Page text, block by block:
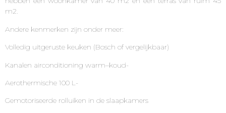
m2.
Andere kenmerken zijn onder meer:
Volledig uitgeruste keuken (Bosch of vergelijkbaar)
Kanalen airconditioning warm–koud-
Aerothermische 100 L-
Gemotoriseerde rolluiken in de slaapkamers